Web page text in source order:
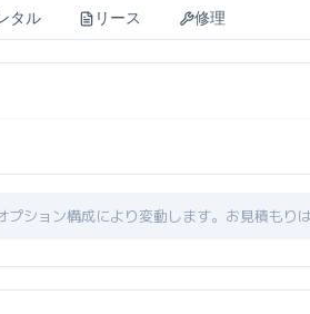
タル リース 修理
ション構成により変動します。お見積もり